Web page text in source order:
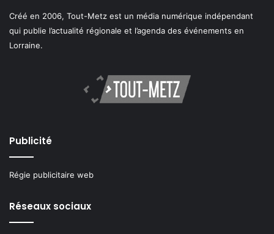
Créé en 2006, Tout-Metz est un média numérique indépendant
qui publie l’actualité régionale et l’agenda des événements en
Lorraine.
Publicité
Régie publicitaire web
Réseaux sociaux